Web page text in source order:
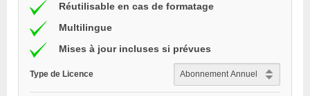
Réutilisable en cas de formatage
Multilingue
Mises à jour incluses si prévues
Type de Licence